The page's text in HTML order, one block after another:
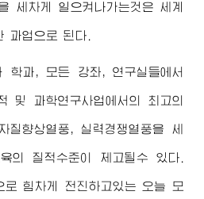
세차게 일으켜나가는것은 세계
과업으로 된다.
학과, 모든 강좌, 연구실들에서
및 과학연구사업에서의 최고의
질향상열풍, 실력경쟁열풍을 세
의 질적수준이 제고될수 있다.
로 힘차게 전진하고있는 오늘 모